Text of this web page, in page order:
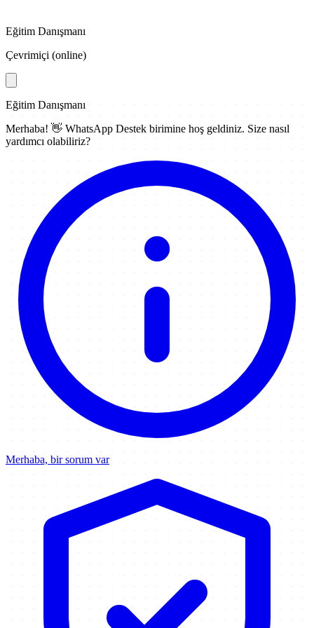
Eğitim Danışmanı
Çevrimiçi (online)
Eğitim Danışmanı
Merhaba! 👋 WhatsApp Destek birimine hoş geldiniz. Size nasıl
yardımcı olabiliriz?
Merhaba, bir sorum var